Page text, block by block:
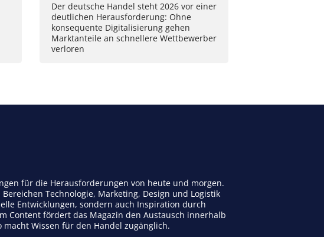
Der deutsche Handel steht 2026 vor einer
deutlichen Herausforderung: Ohne
konsequente Digitalisierung gehen
Marktanteile an schnellere Wettbewerber
verloren
für die Herausforderungen von heute und morgen.
Technologie, Marketing, Design und Logistik
Entwicklungen, sondern auch Inspiration durch
Content fördert das Magazin den Austausch innerhalb
Wissen für den Handel zugänglich.